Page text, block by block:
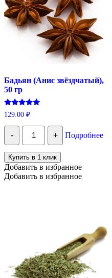
Бадьян (Анис звёздчатый),
50 гр
Оценка
5.00
из 5
129.00 ₽
-
Количество
Бадьян
(Анис
звёздчатый),
50
гр
+ Подробнее
Купить в 1 клик
Добавить в избранное
Добавить в избранное